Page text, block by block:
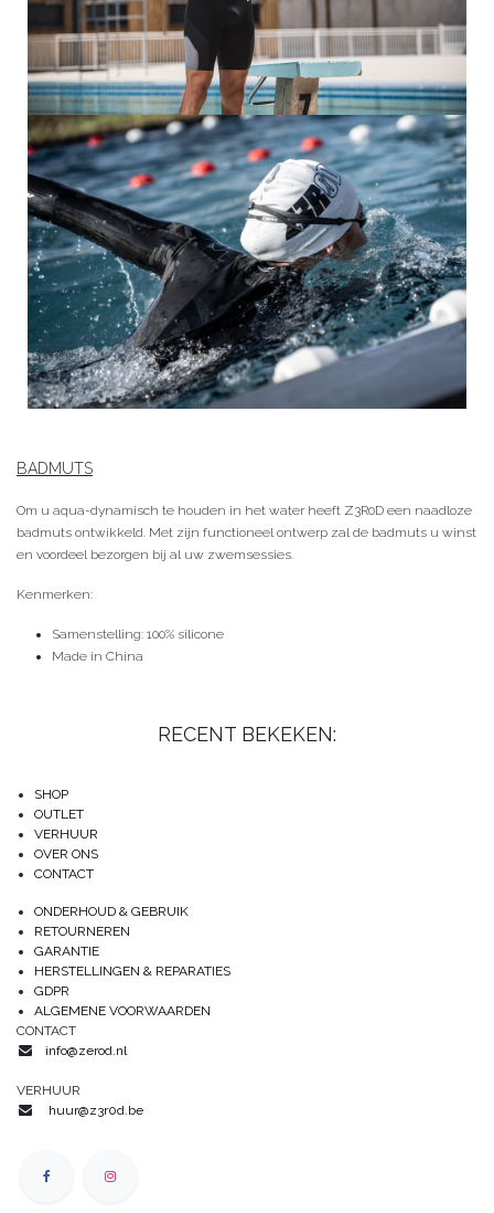
BADMUTS
Om u aqua-dynamisch te houden in het water heeft Z3R0D een naadloze
badmuts ontwikkeld. Met zijn functioneel ontwerp zal de badmuts u winst
en voordeel bezorgen bij al uw zwemsessies.
Kenmerken:
Samenstelling: 100% silicone
Made in China
RECENT BEKEKEN:
SHOP
OUTLET
VERHUUR
OVER ONS
CONTACT
ONDERHOUD & GEBRUIK
RETOURNEREN
GARANTIE
HERSTELLINGEN & REPARATIES
GDPR
ALGEMENE VOORWAARDEN
CONTACT
info@zerod.nl
VERHUUR
huur@z3r0d.be